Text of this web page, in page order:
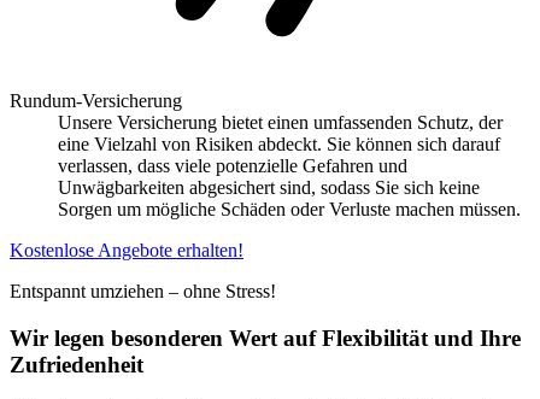
Rundum-Versicherung
Unsere Versicherung bietet einen umfassenden Schutz, der
eine Vielzahl von Risiken abdeckt. Sie können sich darauf
verlassen, dass viele potenzielle Gefahren und
Unwägbarkeiten abgesichert sind, sodass Sie sich keine
Sorgen um mögliche Schäden oder Verluste machen müssen.
Kostenlose Angebote erhalten!
Entspannt umziehen – ohne Stress!
Wir legen besonderen Wert auf Flexibilität und Ihre
Zufriedenheit